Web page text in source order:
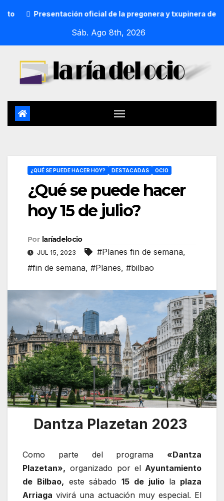
oficial de la pregonera y txupinera de Aste
Sáb. Ago 8th, 2026
¿QUÉ SE PUEDE HACER HOY? DESTACADAS OCIO
¿Qué se puede hacer
hoy 15 de julio?
Por laríadelocio
JUL 15, 2023 #Planes fin de semana,
#fin de semana, #Planes, #bilbao
Dantza Plazetan 2023
Como parte del programa «Dantza
Plazetan», organizado por el Ayuntamiento
de Bilbao, este sábado 15 de juliola plaza
Arriaga vivirá una actuación muy especial. El